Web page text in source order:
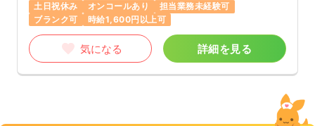
土日祝休み
オンコールあり
担当業務未経験可
ブランク可
時給1,600円以上可
気になる 詳細を見る